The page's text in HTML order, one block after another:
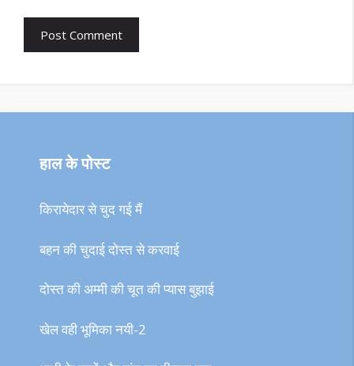
हाल के पोस्ट
किरायेदार से चुद गई मैं
बहन की चुदाई दोस्त से करवाई
दोस्त की अम्मी की चूत की प्यास बुझाई
खेल वही भूमिका नयी-2